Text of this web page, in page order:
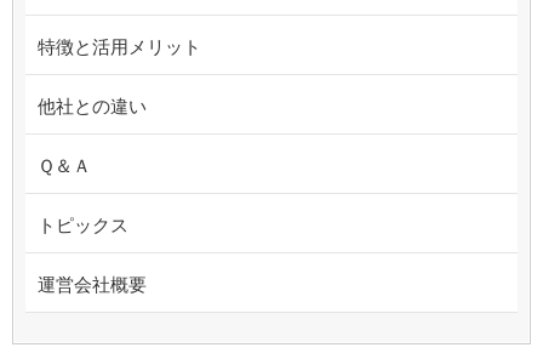
特徴と活用メリット
他社との違い
Ｑ＆Ａ
トピックス
運営会社概要